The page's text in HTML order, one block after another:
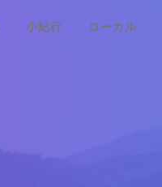
小紀行 ローカル